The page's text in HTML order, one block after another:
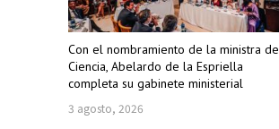
Con el nombramiento de la ministra de
Ciencia, Abelardo de la Espriella
completa su gabinete ministerial
3 agosto, 2026